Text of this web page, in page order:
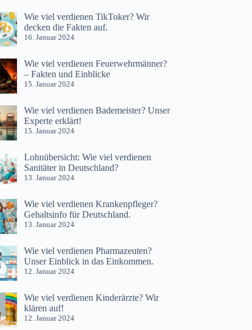
Wie viel verdienen TikToker? Wir
decken die Fakten auf.
16. Januar 2024
Wie viel verdienen Feuerwehrmänner?
– Fakten und Einblicke
15. Januar 2024
Wie viel verdienen Bademeister? Unser
Experte erklärt!
15. Januar 2024
Lohnübersicht: Wie viel verdienen
Sanitäter in Deutschland?
13. Januar 2024
Wie viel verdienen Krankenpfleger?
Gehaltsinfo für Deutschland.
13. Januar 2024
Wie viel verdienen Pharmazeuten?
Unser Einblick in das Einkommen.
12. Januar 2024
Wie viel verdienen Kinderärzte? Wir
klären auf!
12. Januar 2024